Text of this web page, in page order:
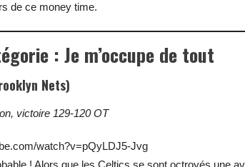
de ce money time.
: Je m’occupe de tout
Nets)
victoire 129-120 OT
watch?v=pQyLDJ5-Jvg